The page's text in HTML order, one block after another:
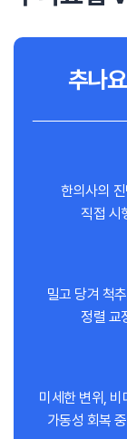
추나
한의사의
직접 시
밀고 당겨 척추
정렬 교
미세한 변위, 비
가동성 회복